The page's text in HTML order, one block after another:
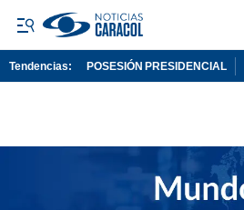
Tendencias: POSESIÓN PRESIDENCIAL